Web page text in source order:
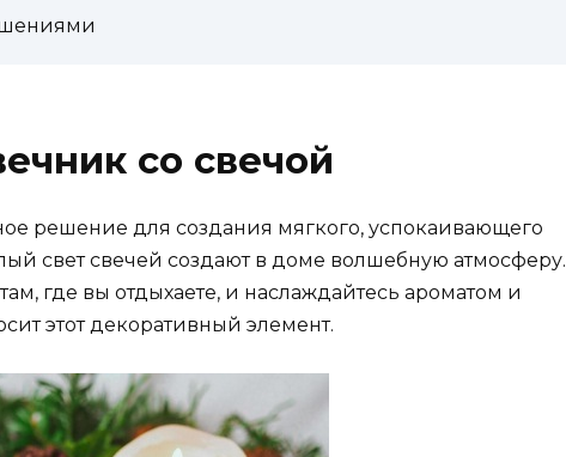
со свечой
решение для создания мягкого, успокаивающего
свет свечей создают в доме волшебную атмосферу.
где вы отдыхаете, и наслаждайтесь ароматом и
этот декоративный элемент.